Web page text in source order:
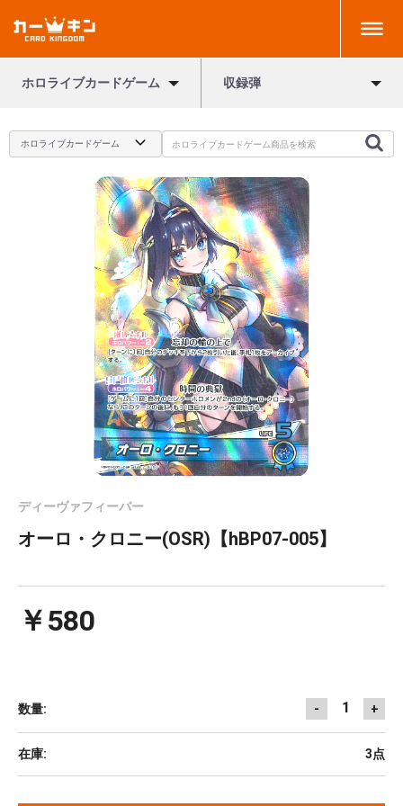
ホロライブカードゲーム 収録弾
ディーヴァフィーバー
オーロ・クロニー(OSR)【hBP07-005】
￥580
数量: - 1 +
在庫: 3点